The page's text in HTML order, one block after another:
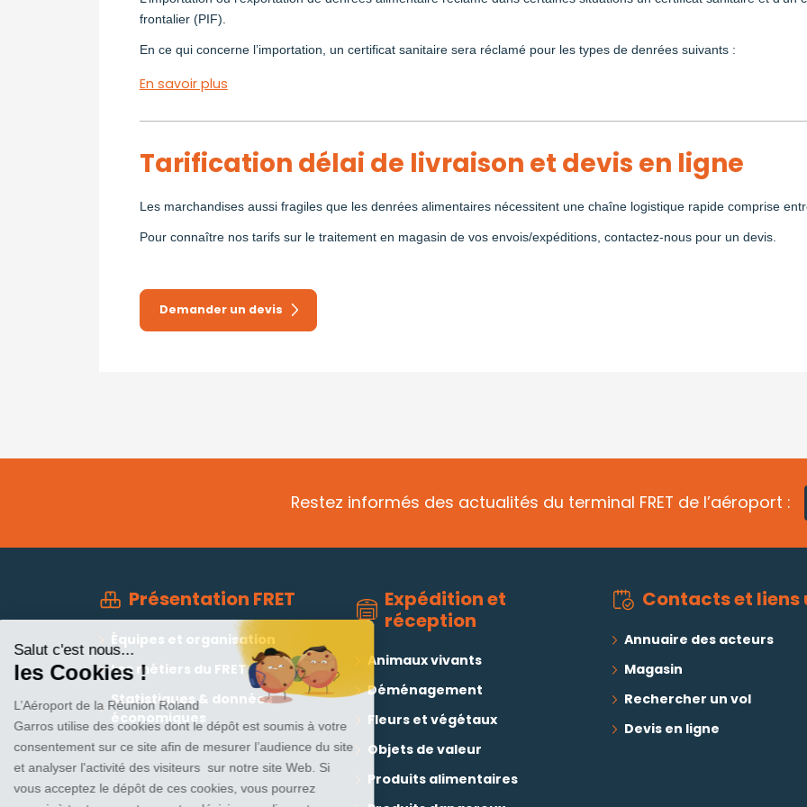
Salut c'est nous...
les Cookies !
L’Aéroport de la Réunion Roland
Garros utilise des cookies dont le dépôt est soumis à votre
consentement sur ce site afin de mesurer l’audience du site
et analyser l'activité des visiteurs sur notre site Web. Si
vous acceptez le dépôt de ces cookies, vous pourrez
frontalier (PIF).
En ce qui concerne l’importation, un certificat sanitaire sera réclamé pour les types de denrées suivants :
En savoir plus
Tarification délai de livraison et devis en ligne
Les marchandises aussi fragiles que les denrées alimentaires nécessitent une chaîne logistique rapide comprise
Pour connaître nos tarifs sur le traitement en magasin de vos envois/expéditions, contactez-nous pour un devis.
Demander un devis
Restez informés des actualités du terminal FRET de l’aéroport :
Présentation FRET
Équipes et organisation
Les métiers du FRET
Statistiques & données
économiques
Expédition et
réception
Animaux vivants
Déménagement
Fleurs et végétaux
Objets de valeur
Produits alimentaires
Contacts et liens
Annuaire des acteurs
Magasin
Rechercher un vol
Devis en ligne